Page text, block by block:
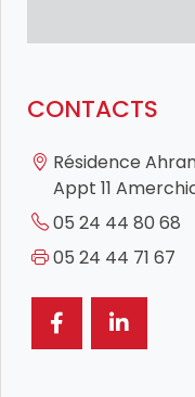
CONTACTS
Résidence
Appt 11
05 24 44 80 68
05 24 44 71 67